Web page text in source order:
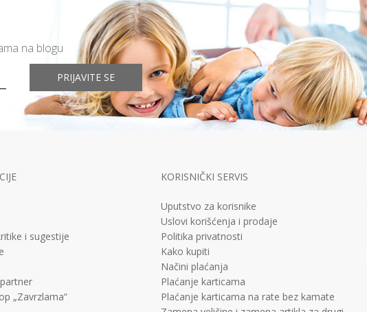
na blogu
PRIJAVITE SE
i sugestije
„Zavrzlama“
KORISNIČKI SERVIS
Uputstvo za korisnike
Uslovi korišćenja i prodaje
Politika privatnosti
Kako kupiti
Načini plaćanja
Plaćanje karticama
Plaćanje karticama na rate bez kamate